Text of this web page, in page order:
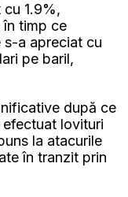
1.9%,
în timp ce
s-a apreciat cu
pe baril,
după ce
efectuat lovituri
la atacurile
în tranzit prin